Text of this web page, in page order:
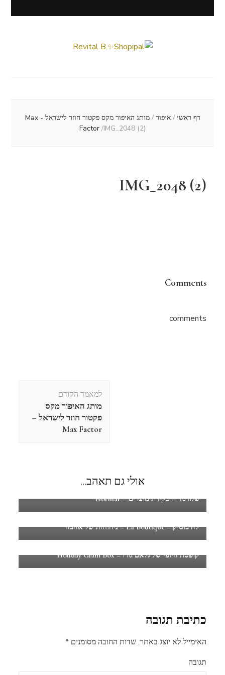
דף ראשי / איפור /
מותג האיפור מקס פקטור חוזר לישראל - Max
Factor /IMG_2048 (2)
IMG_2048 (2)
Comments
comments
למאמר הקודם
מותג האיפור מקס
פקטור חוזר לישראל –
Max Factor
אולי גם תאהב...
פלורמר – סקירת מוצרים – Flormar
לה בוטיק – La Boutique – ניחוחות של אהבה
קופסת היופי של גלאם גורו – Holiday Glam Box
כתיבת תגובה
האימייל לא יוצג באתר. שדות החובה מסומנים*
תגובה